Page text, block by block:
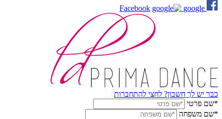
Facebook
google
כבר יש לך חשבון? לחצי להתחברות
*שם פרטי
*שם משפחה